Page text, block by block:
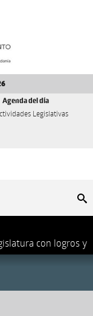
Agenda del día
Legislativas
con logros y